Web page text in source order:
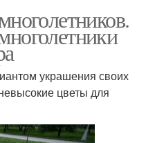
украшения своих
цветы для